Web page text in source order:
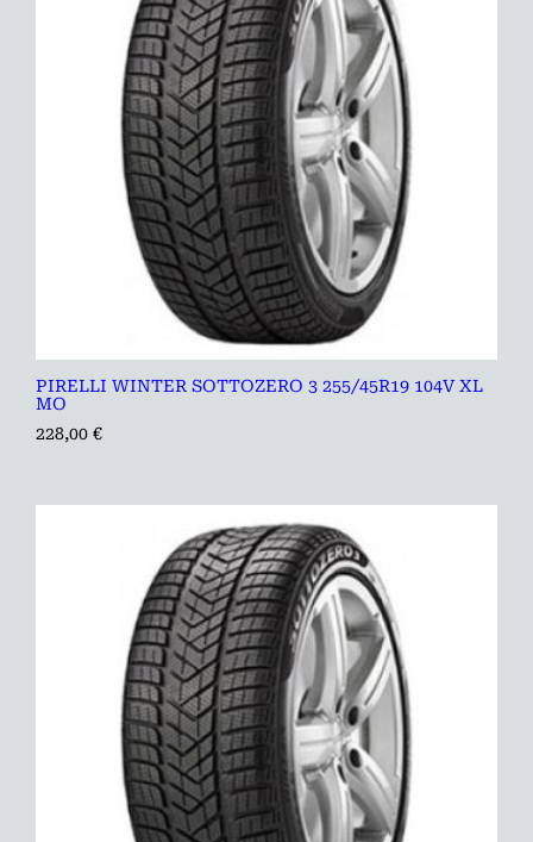
PIRELLI WINTER SOTTOZERO 3 255/45R19 104V XL
MO
228,00 €